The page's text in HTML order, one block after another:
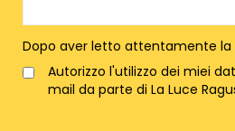
Dopo aver letto attentamente la
Autorizzo l'utilizzo dei miei
mail da parte di La Luce